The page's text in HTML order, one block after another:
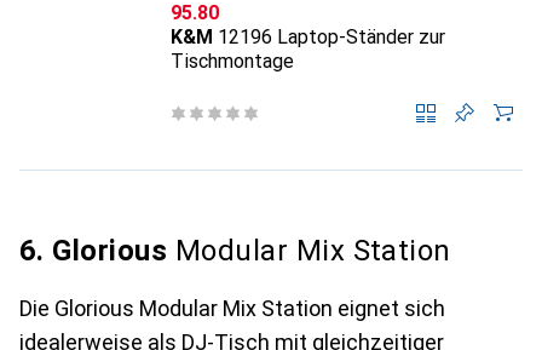
CHF
95.80
K&M 12196 Laptop-Ständer zur
Tischmontage
6. Glorious Modular Mix Station
Die Glorious Modular Mix Station eignet sich
idealerweise als DJ-Tisch mit gleichzeitiger